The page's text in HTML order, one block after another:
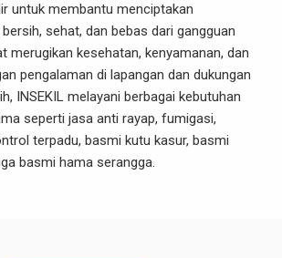
untuk membantu menciptakan
sehat, dan bebas dari gangguan
merugikan kesehatan, kenyamanan, dan
pengalaman di lapangan dan dukungan
INSEKIL melayani berbagai kebutuhan
seperti jasa anti rayap, fumigasi,
terpadu, basmi kutu kasur, basmi
basmi hama serangga.